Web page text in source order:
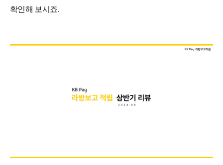
확인해 보시죠.